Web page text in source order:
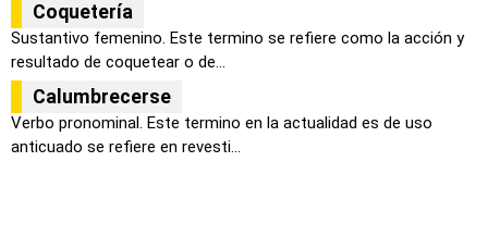
Coquetería
Sustantivo femenino. Este termino se refiere como la acción y
resultado de coquetear o de...
Calumbrecerse
Verbo pronominal. Este termino en la actualidad es de uso
anticuado se refiere en revesti...